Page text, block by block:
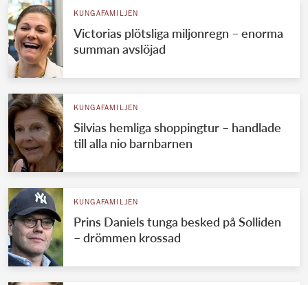
KUNGAFAMILJEN
Victorias plötsliga miljonregn – enorma
summan avslöjad
KUNGAFAMILJEN
Silvias hemliga shoppingtur – handlade
till alla nio barnbarnen
KUNGAFAMILJEN
Prins Daniels tunga besked på Solliden
– drömmen krossad